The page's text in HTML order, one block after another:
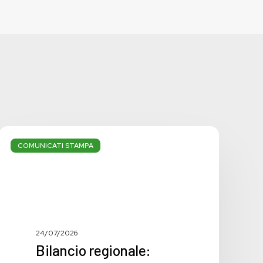
COMUNICATI STAMPA
regionale:
24/07/2026
Bilancio regionale: